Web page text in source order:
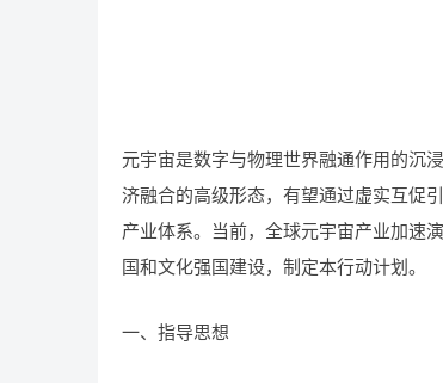
元宇宙是数字与物理世界融通作用的沉
济融合的高级形态，有望通过虚实互促
产业体系。当前，全球元宇宙产业加速
国和文化强国建设，制定本行动计划。
一、指导思想